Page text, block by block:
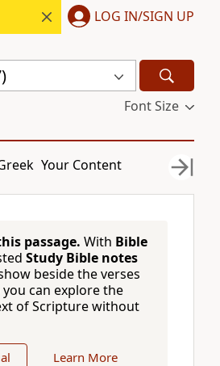
LOG IN/SIGN UP
Font Size
Your Content
passage. With Bible
Study Bible notes
beside the verses
can explore the
of Scripture without
Learn More